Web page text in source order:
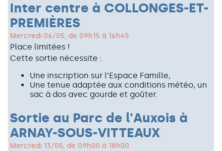
Inter centre à COLLONGES-ET-
PREMIÈRES
Mercredi 06/05, de 09h15 à 16h45
Place limitées !
Cette sortie nécessite :
Une inscription sur l’Espace Famille,
Une tenue adaptée aux conditions météo, un
sac à dos avec gourde et goûter.
Sortie au Parc de l'Auxois à
ARNAY-SOUS-VITTEAUX
Mercredi 13/05, de 09h00 à 18h00